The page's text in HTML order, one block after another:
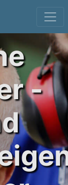
-